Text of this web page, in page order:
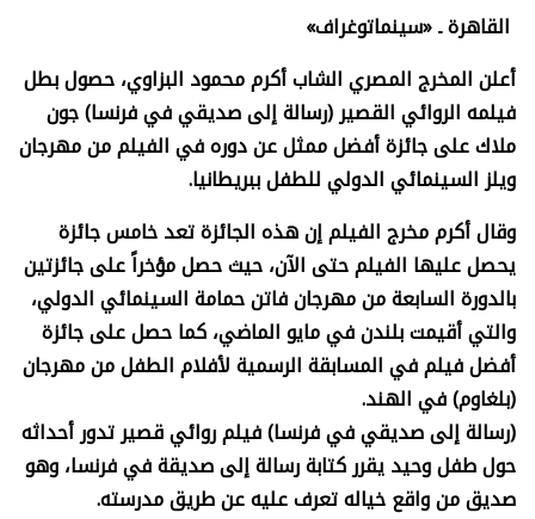
القاهرةـ «سينماتوغراف»
أعلن المخرج المصري الشاب أكرم محمود البزاوي، حصول بطل
فيلمه الروائي القصير (رسالة إلى صديقي في فرنسا) جون
ملاك على جائزة أفضل ممثل عن دوره في الفيلم من مهرجان
ويلز السينمائي الدولي للطفل ببريطانيا.
وقال أكرم مخرج الفيلم إن هذه الجائزة تعد خامس جائزة
يحصل عليها الفيلم حتى الآن، حيث حصل مؤخراً على جائزتين
بالدورة السابعة من مهرجان فاتن حمامة السينمائي الدولي،
والتي أقيمت بلندن في مايو الماضي، كما حصل على جائزة
أفضل فيلم في المسابقة الرسمية لأفلام الطفل من مهرجان
(بلغاوم) في الهند.
(رسالة إلى صديقي في فرنسا) فيلم روائي قصير تدور أحداثه
حول طفل وحيد يقرر كتابة رسالة إلى صديقة في فرنسا، وهو
صديق من واقع خياله تعرف عليه عن طريق مدرسته.